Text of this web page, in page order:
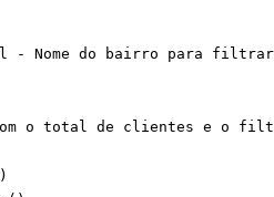
- Nome do bairro para
o total de clientes e o